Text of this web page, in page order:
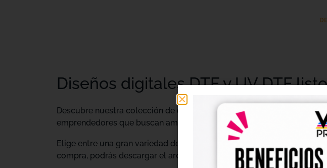
Diseños digitales DTF y UV DTF
Descubre nuestra colección de diseños digitales DTF y UV DTF
,
emprendedores que buscan ampliar su catálogo de forma rápida y
Elige entre una gran variedad de diseños individuales y archivos
compra, podrás descargar el archivo y utilizarlo en tus trabajos de